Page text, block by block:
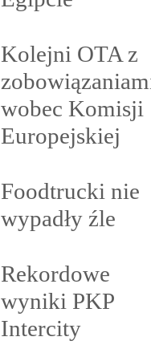
Kolejni OTA z
wobec Komisji
Europejskiej
Foodtrucki nie
wypadły źle
Rekordowe
wyniki PKP
Intercity